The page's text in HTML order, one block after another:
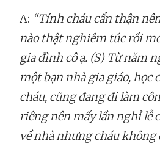
A: “Tính cháu cẩn thận
nào thật nghiêm túc rồi
gia đình cô ạ. (S) Từ năm
một bạn nhà gia giáo, học
cháu, cũng đang đi làm
riêng nên mấy lần nghỉ lễ
về nhà nhưng cháu không